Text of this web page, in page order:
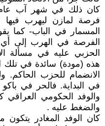
فرصة لمازن ليهرب
المسمار في الباب- كما
الفرصة في الهرب إلى
الحزبي عليه في مسألة
هذه (مودة) سائدة في تلك
الانضمام للحزب الحاكم.
في البداية. فالحر في
والوفد الحكومي العراقي
والضغط عليه .
كان الوفد المغادر